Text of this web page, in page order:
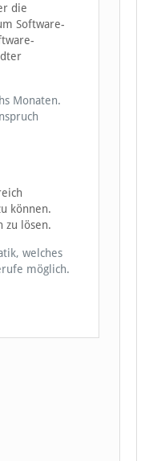
die
Software-
Monaten.
können.
zu lösen.
welches
möglich.